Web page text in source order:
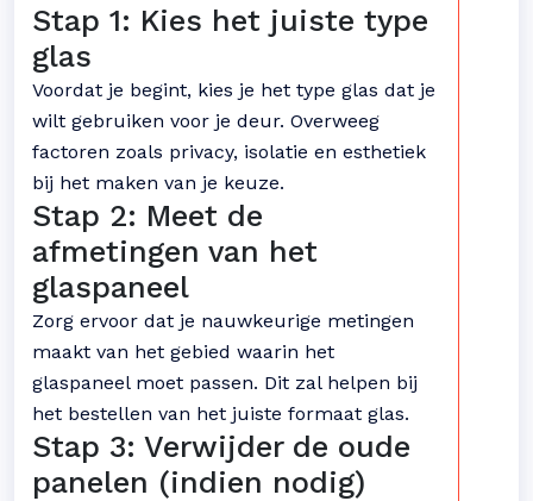
Stap 1: Kies het juiste type
glas
Voordat je begint, kies je het type glas dat je
wilt gebruiken voor je deur. Overweeg
factoren zoals privacy, isolatie en esthetiek
bij het maken van je keuze.
Stap 2: Meet de
afmetingen van het
glaspaneel
Zorg ervoor dat je nauwkeurige metingen
maakt van het gebied waarin het
glaspaneel moet passen. Dit zal helpen bij
het bestellen van het juiste formaat glas.
Stap 3: Verwijder de oude
panelen (indien nodig)